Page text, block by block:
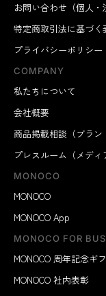
お問い合わせ（個人・
特定商取引法に基づく
プライバシーポリシー
COMPANY
私たちについて
会社概要
商品掲載相談（ブラン
プレスルーム（メディ
MONOCO
MONOCO
MONOCO App
MONOCO FOR
MONOCO 周年記念ギ
MONOCO 社内表彰